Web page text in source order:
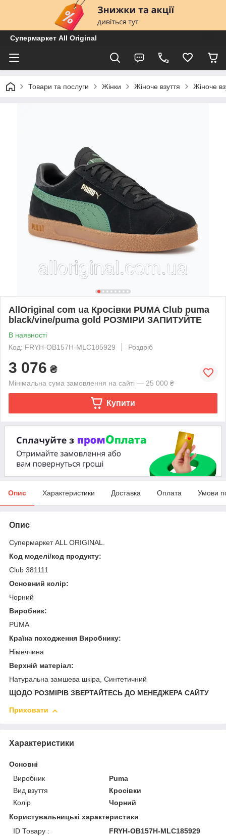
Супермаркет All Original
Товари та послуги Жінки Жіноче взуття Жіноче
AllOriginal com ua Кросівки PUMA Club puma
black/vine/puma gold РОЗМІРИ ЗАПИТУЙТЕ
В наявності
Код: FRYH-OB157H-MLC185929
Роздріб
3 076 ₴
Мінімальна сума замовлення на сайті — 25 000 ₴
Купити
Опис Характеристики Доставка Оплата Умови
Опис
Супермаркет ALL ORIGINAL.
Код моделі/код продукту:
Club 381111
Основний колір:
Чорний
Виробник:
PUMA
Країна походження Виробнику:
Німеччина
Верхній матеріал:
Натуральна замшева шкіра, Синтетичний
ЩОДО РОЗМІРІВ ЗВЕРТАЙТЕСЬ ДО МЕНЕДЖЕРА САЙТУ
Приховати
Характеристики
Основні
Виробник
Puma
Вид взуття
Кросівки
Колір
Чорний
Користувальницькі характеристики
ID Товару :
FRYH-OB157H-MLC185929